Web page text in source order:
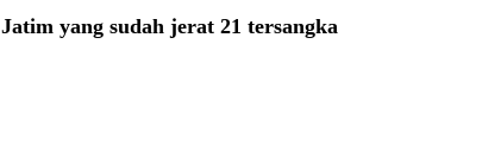
yang sudah jerat 21 tersangka